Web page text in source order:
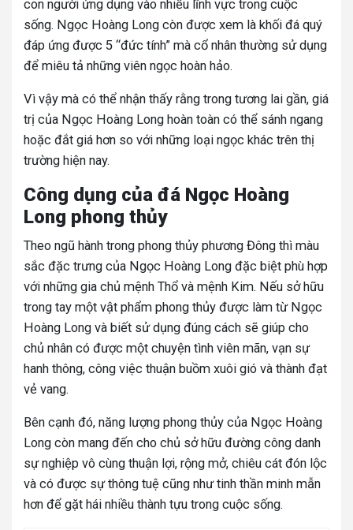
con người ứng dụng vào nhiều lĩnh vực trong cuộc
sống. Ngọc Hoàng Long còn được xem là khối đá quý
đáp ứng được 5 “đức tính” mà cổ nhân thường sử dụng
để miêu tả những viên ngọc hoàn hảo.
Vì vậy mà có thể nhận thấy rằng trong tương lai gần, giá
trị của Ngọc Hoàng Long hoàn toàn có thể sánh ngang
hoặc đắt giá hơn so với những loại ngọc khác trên thị
trường hiện nay.
Công dụng của đá Ngọc Hoàng
Long phong thủy
Theo ngũ hành trong phong thủy phương Đông thì màu
sắc đặc trưng của Ngọc Hoàng Long đặc biệt phù hợp
với những gia chủ mệnh Thổ và mệnh Kim. Nếu sở hữu
trong tay một vật phẩm phong thủy được làm từ Ngọc
Hoàng Long và biết sử dụng đúng cách sẽ giúp cho
chủ nhân có được một chuyện tình viên mãn, vạn sự
hanh thông, công việc thuận buồm xuôi gió và thành đạt
vẻ vang.
Bên cạnh đó, năng lượng phong thủy của Ngọc Hoàng
Long còn mang đến cho chủ sở hữu đường công danh
sự nghiệp vô cùng thuận lợi, rộng mở, chiêu cát đón lộc
và có được sự thông tuệ cũng như tinh thần minh mẫn
hơn để gặt hái nhiều thành tựu trong cuộc sống.